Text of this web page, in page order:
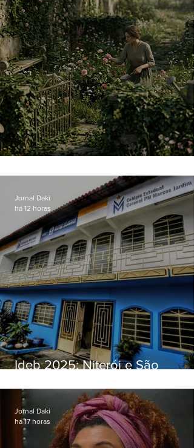
Ideb 2025: Niterói e São
distintos no ensino médio; veja
Jornal Daki
há 12 horas
Jornal Daki
há 17 horas